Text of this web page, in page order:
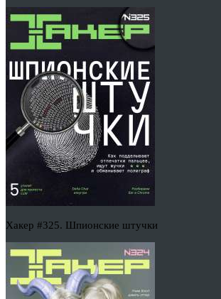
Хакер #325. Шпионские штучки